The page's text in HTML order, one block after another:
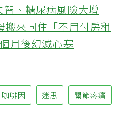
智、糖尿病風險大增
來同住「不用付房租
月後幻滅心寒
咖啡因 迷思 關節疼痛